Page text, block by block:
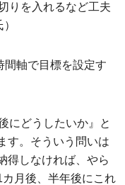
りを入れるなど工夫
間軸で目標を設定す
にどうしたいか』と
す。そういう問いは
得しなければ、やら
月後、半年後にこれ